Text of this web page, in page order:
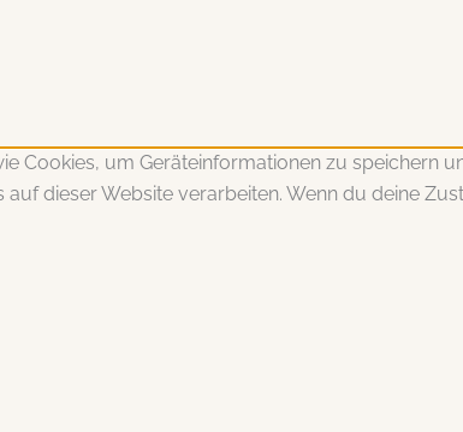
Cookies, um Geräteinformationen zu speichern
dieser Website verarbeiten. Wenn du deine